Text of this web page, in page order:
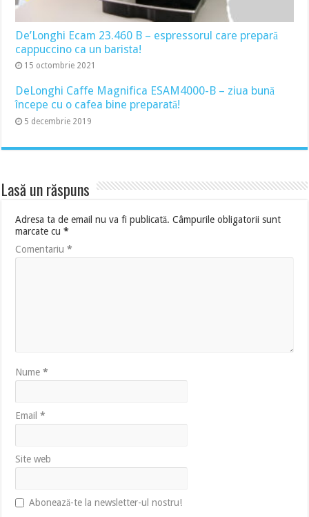
De’Longhi Ecam 23.460 B – espressorul care prepară
cappuccino ca un barista!
15 octombrie 2021
DeLonghi Caffe Magnifica ESAM4000-B – ziua bună
începe cu o cafea bine preparată!
5 decembrie 2019
Lasă un răspuns
Adresa ta de email nu va fi publicată. Câmpurile obligatorii sunt
marcate cu*
Comentariu*
Nume*
Email*
Site web
Abonează-te la newsletter-ul nostru!